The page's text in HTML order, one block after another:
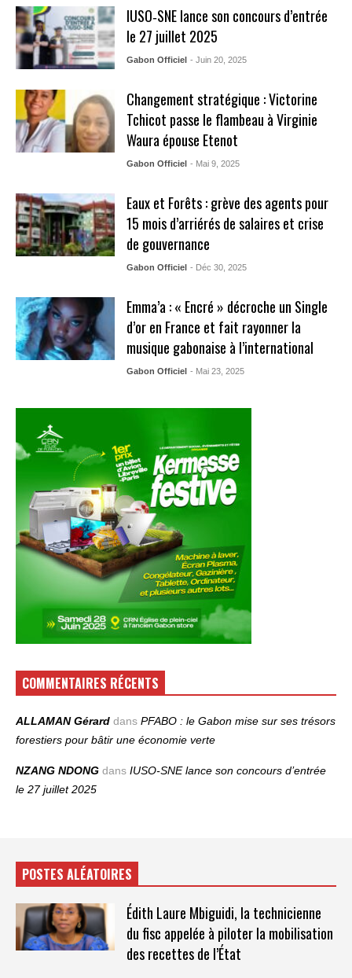
IUSO‑SNE lance son concours d’entrée
le 27 juillet 2025
Gabon Officiel - Juin 20, 2025
Changement stratégique : Victorine
Tchicot passe le flambeau à Virginie
Waura épouse Etenot
Gabon Officiel - Mai 9, 2025
Eaux et Forêts : grève des agents pour
15 mois d’arriérés de salaires et crise
de gouvernance
Gabon Officiel - Déc 30, 2025
Emma’a : « Encré » décroche un Single
d’or en France et fait rayonner la
musique gabonaise à l’international
Gabon Officiel - Mai 23, 2025
COMMENTAIRES RÉCENTS
ALLAMAN Gérard dans PFABO : le Gabon mise sur ses trésors
forestiers pour bâtir une économie verte
NZANG NDONG dans IUSO‑SNE lance son concours d’entrée
le 27 juillet 2025
POSTES ALÉATOIRES
Édith Laure Mbiguidi, la technicienne
du fisc appelée à piloter la mobilisation
des recettes de l’État